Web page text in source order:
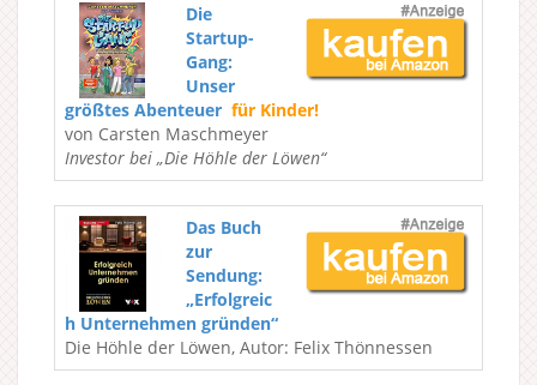
Die
Startup-
Gang:
Unser
größtes Abenteuer für Kinder!
von Carsten Maschmeyer
Investor bei „Die Höhle der Löwen“
Das Buch
zur
Sendung:
„Erfolgreic
h Unternehmen gründen“
Die Höhle der Löwen, Autor: Felix Thönnessen